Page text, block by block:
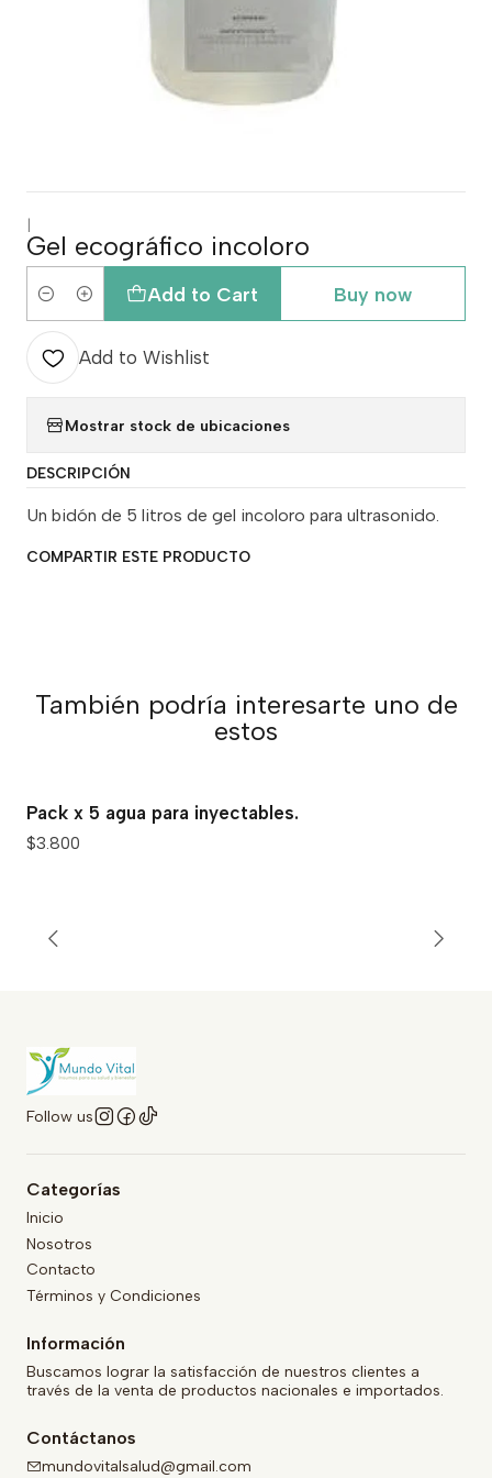
Gel ecográfico incoloro
Quantity
Add to Cart Buy now
Add to Wishlist
Mostrar stock de ubicaciones
DESCRIPCIÓN
Un bidón de 5 litros de gel incoloro para ultrasonido.
COMPARTIR ESTE PRODUCTO
También podría interesarte uno de
estos
Pack x 5 agua para inyectables.
$3.800
Follow us
Categorías
Inicio
Nosotros
Contacto
Términos y Condiciones
Información
Buscamos lograr la satisfacción de nuestros clientes a
través de la venta de productos nacionales e importados.
Contáctanos
mundovitalsalud@gmail.com